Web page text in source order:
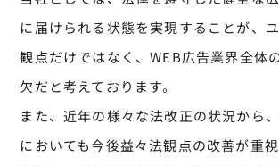
に届けられる状態を実現することが、
観点だけではなく、WEB広告業界全体
欠だと考えております。
また、近年の様々な法改正の状況から
においても今後益々法観点の改善が重